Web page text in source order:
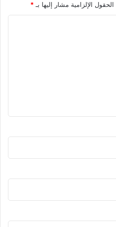
الحقول الإلزامية مشار إليها بـ *